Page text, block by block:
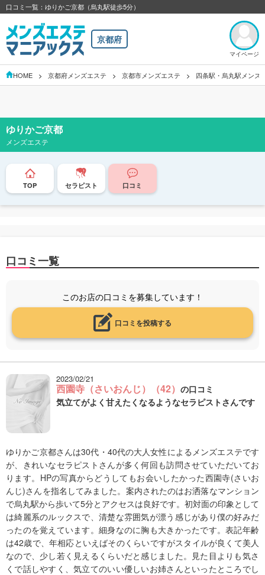
口コミ一覧：ゆりかご京都（烏丸駅徒歩5分）
京都府
マイページ
HOME 京都府メンズエステ 京都市メンズエステ 四条駅・烏丸駅メンズ
ゆりかご京都
メンズエステ
TOP セラピスト 口コミ
口コミ一覧
このお店の口コミを募集しています！
口コミを投稿する
2023/02/21
西園寺（さいおんじ）（42） の口コミ
気立てがよく甘えたくなるようなセラピストさんです
ゆりかご京都さんは30代・40代の大人女性によるメンズエステです
が、きれいなセラピストさんが多く何回も訪問させていただいてお
ります。HPの写真からどうしてもお会いしたかった西園寺(さいお
んじ)さんを指名してみました。案内されたのはお洒落なマンション
で烏丸駅から歩いて5分とアクセスは良好です。初対面の印象として
は綺麗系のルックスで、清楚な雰囲気が漂う感じがあり僕の好みだ
ったのを覚えています。細身なのに胸も大きかったです。表記年齢
は42歳で、年相応といえばそのくらいですがスタイルが良くて美人
なので、少し若く見えるくらいだと感じました。見た目よりも気さ
くで話しやすく、気立てのいい優しいお姉さんといったところでし